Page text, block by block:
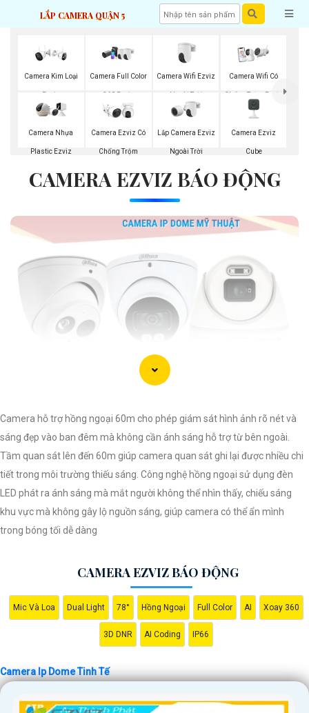
LẮP CAMERA QUẬN 5
Camera Kim Loại
Ezviz
Camera Full Color
360 Ezviz
Camera Wifi Ezviz
Ngoài Trời
Camera Wifi Có
Chống Trộm Ezviz
Camera Nhựa
Plastic Ezviz
Camera Ezviz Có
Chống Trộm
Lắp Camera Ezviz
Ngoài Trời
Camera Ezviz
Cube
CAMERA EZVIZ BÁO ĐỘNG
Camera hỗ trợ hồng ngoại 60m cho phép giám sát hình ảnh rõ nét và
sáng đẹp vào ban đêm mà không cần ánh sáng hỗ trợ từ bên ngoài.
Tầm quan sát lên đến 60m giúp camera quan sát ghi lại được nhiều chi
tiết trong môi trường thiếu sáng. Công nghệ hồng ngoại sử dụng đèn
LED phát ra ánh sáng mà mắt người không thể nhìn thấy, chiếu sáng
khu vực mà không gây lộ nguồn sáng, giúp camera có thể ẩn mình
trong bóng tối dễ dàng
CAMERA EZVIZ BÁO ĐỘNG
Mic Và Loa Dual Light 78° Hồng Ngoại Full Color AI Xoay 360
3D DNR AI Coding IP66
Camera Ip Dome Tinh Tế